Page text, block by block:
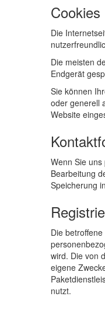
Cookies
Die
Die meisten
Endgerät
Sie können
oder generell
Website
Wenn Sie
Bearbeitung
Speicherung
Die
wird. Die von
eigene
nutzt.